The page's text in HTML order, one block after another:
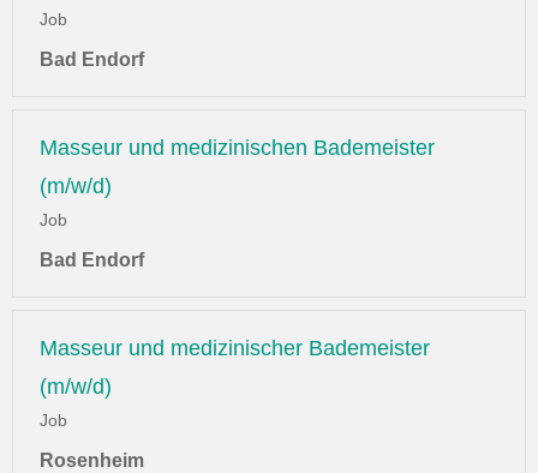
Job
Bad Endorf
Masseur und medizinischen Bademeister
(m/w/d)
Job
Bad Endorf
Masseur und medizinischer Bademeister
(m/w/d)
Job
Rosenheim